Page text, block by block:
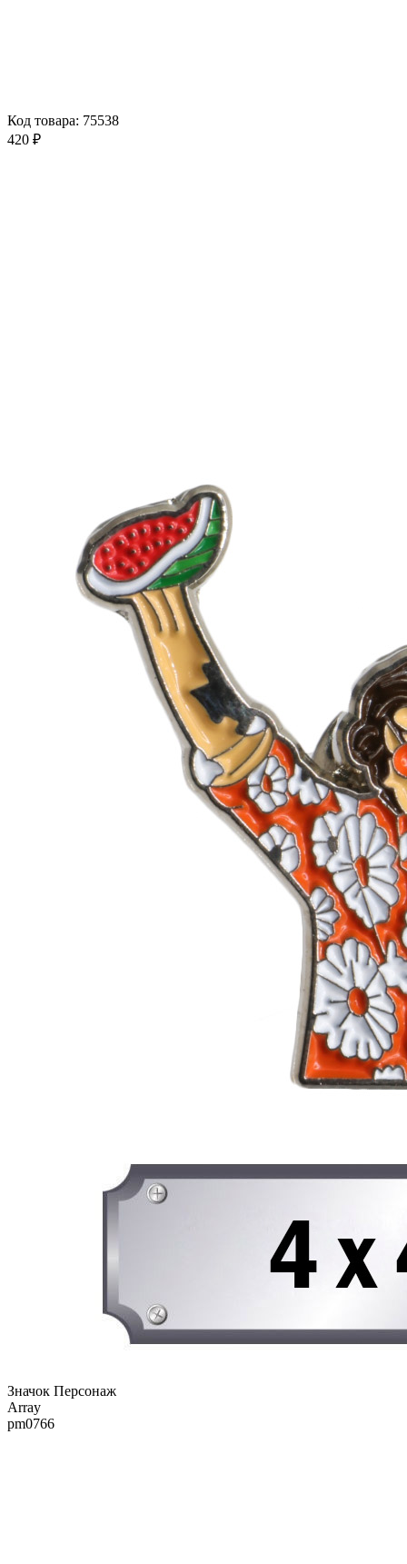
Код товара: 75538
420 ₽
Значок Персонаж
Array
pm0766